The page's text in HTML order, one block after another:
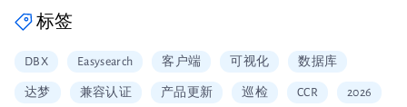
标签
DBX Easysearch 客户端 可视化 数据库
达梦 兼容认证 产品更新 巡检 CCR 2026